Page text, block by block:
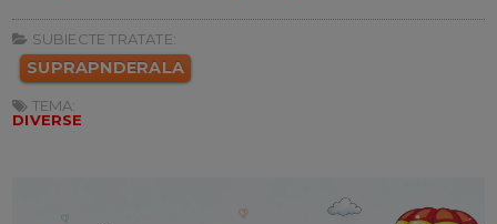
SUBIECTE TRATATE:
SUPRAPNDERALA
TEMA:
DIVERSE